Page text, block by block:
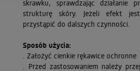
skrawku, sprawdzając
strukturę skóry. Jeżeli efekt
przystąpić do dalszych czynności.
Sposób użycia:
. Założyć cienkie rękawice ochronne
. Przed zastosowaniem należy